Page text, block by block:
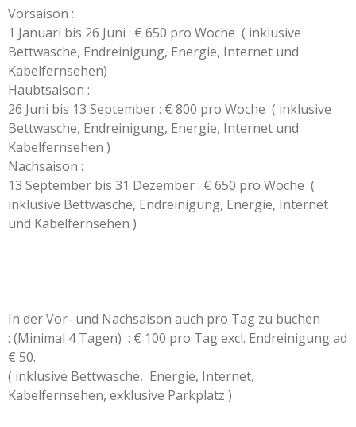
Vorsaison :
1 Januari bis 26 Juni : € 650 pro Woche ( inklusive
Bettwasche, Endreinigung, Energie, Internet und
Kabelfernsehen)
Haubtsaison :
26 Juni bis 13 September : € 800 pro Woche ( inklusive
Bettwasche, Endreinigung, Energie, Internet und
Kabelfernsehen )
Nachsaison :
13 September bis 31 Dezember : € 650 pro Woche (
inklusive Bettwasche, Endreinigung, Energie, ​Internet
und Kabelfernsehen )
In der Vor- und Nachsaison auch pro Tag zu buchen
: (Minimal 4 Tagen) : € 100 pro Tag excl. Endreinigung ad
€ 50.
( inklusive Bettwasche, Energie, Internet,
Kabelfernsehen, exklusive Parkplatz )